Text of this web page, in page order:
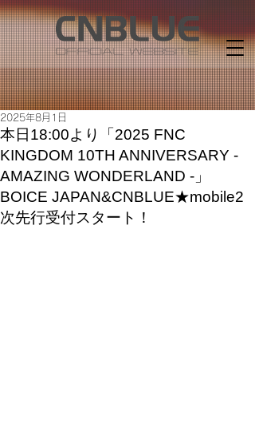
本日18:00より「2025 FNC
KINGDOM 10TH ANNIVERSARY -
AMAZING WONDERLAND -」
BOICE JAPAN&CNBLUE★mobile2
次先行受付スタート！
2025年8月1日